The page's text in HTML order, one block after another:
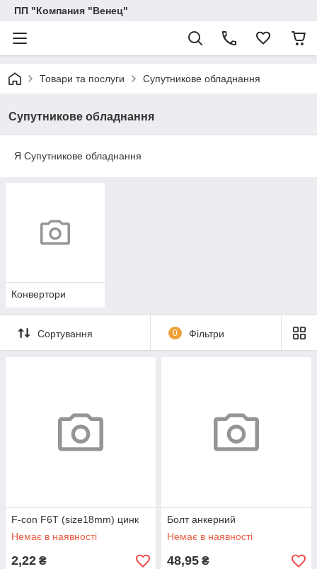
ПП "Компания "Венец"
Товари та послуги Супутникове обладнання
Супутникове обладнання
Я Супутникове обладнання
Конвертори
Сортування 0 Фільтри
F-con F6T (size18mm) цинк
Немає в наявності
2,22 ₴
Болт анкерний
Немає в наявності
48,95 ₴